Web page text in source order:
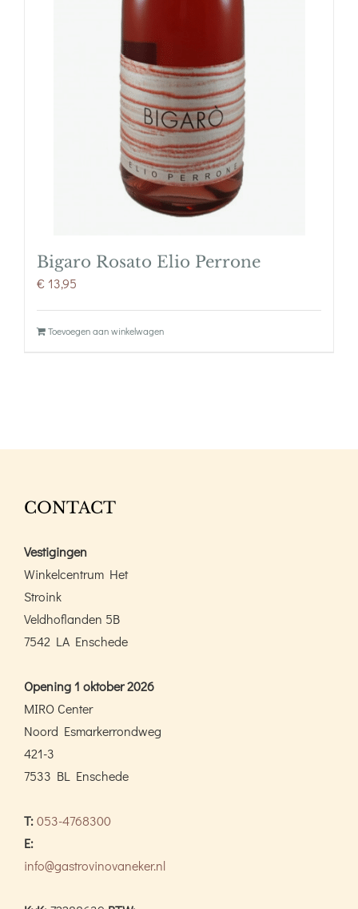
Bigaro Rosato Elio Perrone
€ 13,95
Toevoegen aan winkelwagen
CONTACT
Vestigingen
Winkelcentrum Het
Stroink
Veldhoflanden 5B
7542 LA Enschede
Opening 1 oktober 2026
MIRO Center
Noord Esmarkerrondweg
421-3
7533 BL Enschede
T:053-4768300
E:
info@gastrovinovaneker.nl